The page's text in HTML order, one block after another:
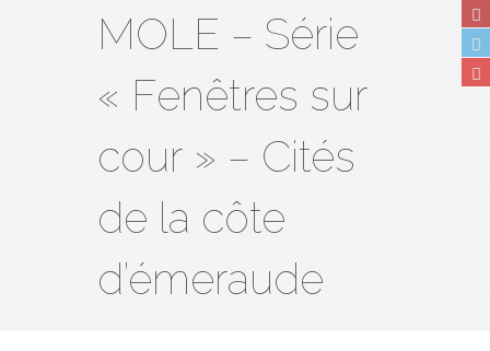
MOLE – Série
« Fenêtres sur
cour » – Cités
de la côte
d’émeraude